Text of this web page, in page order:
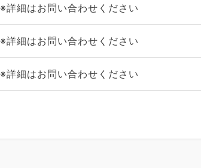
※詳細はお問い合わせください
※詳細はお問い合わせください
※詳細はお問い合わせください